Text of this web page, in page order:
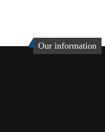
藏
夾
比
較
收
並
Our information